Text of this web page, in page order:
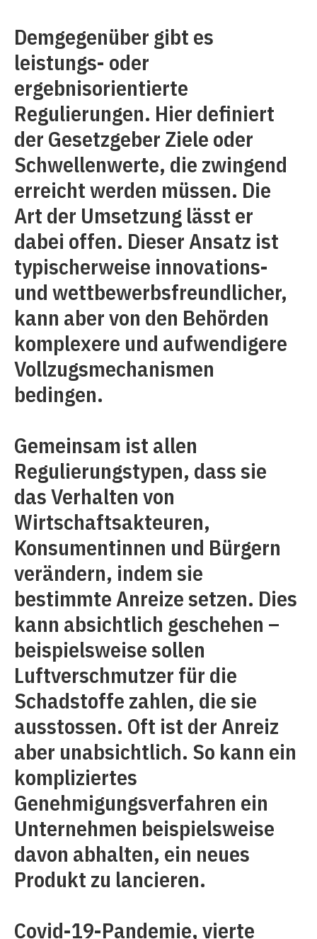
Demgegenüber gibt es
leistungs- oder
ergebnisorientierte
Regulierungen. Hier definiert
der Gesetzgeber Ziele oder
Schwellenwerte, die zwingend
erreicht werden müssen. Die
Art der Umsetzung lässt er
dabei offen. Dieser Ansatz ist
typischerweise innovations-
und wettbewerbsfreundlicher,
kann aber von den Behörden
komplexere und aufwendigere
Vollzugsmechanismen
bedingen.
Gemeinsam ist allen
Regulierungstypen, dass sie
das Verhalten von
Wirtschaftsakteuren,
Konsumentinnen und Bürgern
verändern, indem sie
bestimmte Anreize setzen. Dies
kann absichtlich geschehen –
beispielsweise sollen
Luftverschmutzer für die
Schadstoffe zahlen, die sie
ausstossen. Oft ist der Anreiz
aber unabsichtlich. So kann ein
kompliziertes
Genehmigungsverfahren ein
Unternehmen beispielsweise
davon abhalten, ein neues
Produkt zu lancieren.
Covid-19-Pandemie, vierte